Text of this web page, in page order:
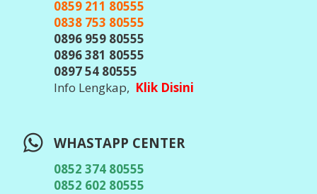
@javacenter_bot
(Id Telegram Sesuai Diatas, Waspada &
Teliti Banyak Hacker Telegram, Jangan
Pernah Kirim Kode OTP / Verifikasi /
Password ke Siapapun)